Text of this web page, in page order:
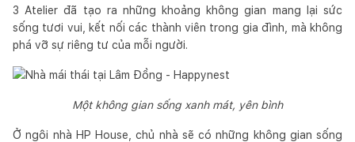
3 Atelier đã tạo ra những khoảng không gian mang lại sức
sống tươi vui, kết nối các thành viên trong gia đình, mà không
phá vỡ sự riêng tư của mỗi người.
Một không gian sống xanh mát, yên bình
Ở ngôi nhà HP House, chủ nhà sẽ có những không gian sống